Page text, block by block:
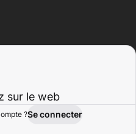
sur le web
?Se connecter